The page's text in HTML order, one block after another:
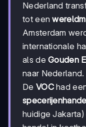
Nederland
tot een
Amsterdam
internationale
als deGouden
naar Nederland.
De VOChad
huidige